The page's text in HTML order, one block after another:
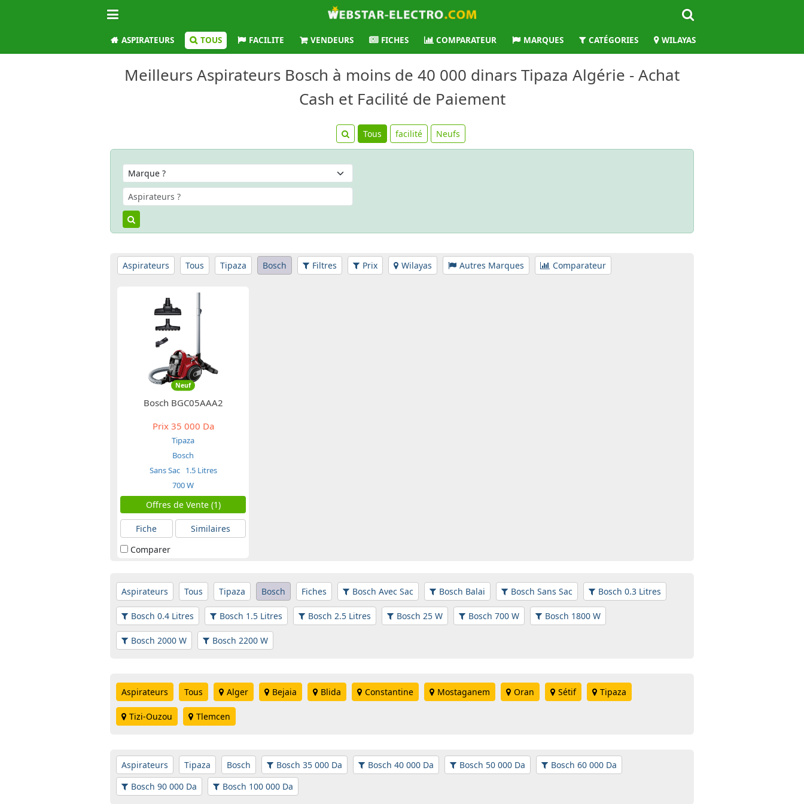
ASPIRATEURS TOUS FACILITE VENDEURS FICHES COMPARATEUR MARQUES CATÉGORIES WILAYAS
Meilleurs Aspirateurs Bosch à moins de 40 000 dinars Tipaza Algérie - Achat
Cash et Facilité de Paiement
Tous facilité Neufs
Aspirateurs Tous Tipaza Bosch Filtres Prix Wilayas Autres Marques Comparateur
Neuf
Bosch BGC05AAA2
Prix35 000 Da
Tipaza
Bosch
Sans Sac 1.5 Litres
700 W
Offres de Vente (1)
Fiche
Similaires
Comparer
Aspirateurs Tous Tipaza Bosch Fiches Bosch Avec Sac Bosch Balai Bosch Sans Sac Bosch 0.3 Litres
Bosch 0.4 Litres Bosch 1.5 Litres Bosch 2.5 Litres Bosch 25 W Bosch 700 W Bosch 1800 W
Bosch 2000 W Bosch 2200 W
Aspirateurs Tous Alger Bejaia Blida Constantine Mostaganem Oran Sétif Tipaza
Tizi-Ouzou Tlemcen
Aspirateurs Tipaza Bosch Bosch 35 000 Da Bosch 40 000 Da Bosch 50 000 Da
Bosch 60 000 Da
Bosch 90 000 Da
Bosch 100 000 Da